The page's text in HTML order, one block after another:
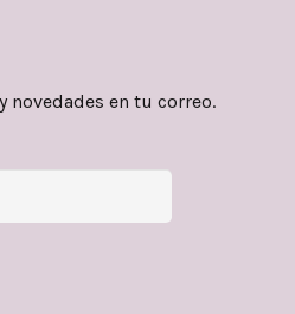
novedades en tu correo.